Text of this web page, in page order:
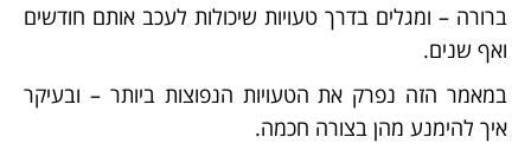
ברורה – ומגלים בדרך טעויות שיכולות לעכב אותם חודשים
ואף שנים.
במאמר הזה נפרק את הטעויות הנפוצות ביותר – ובעיקר
איך להימנע מהן בצורה חכמה.